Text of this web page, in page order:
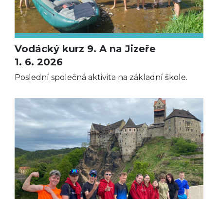
Vodácký kurz 9. A na Jizeře
1. 6. 2026
Poslední společná aktivita na základní škole.